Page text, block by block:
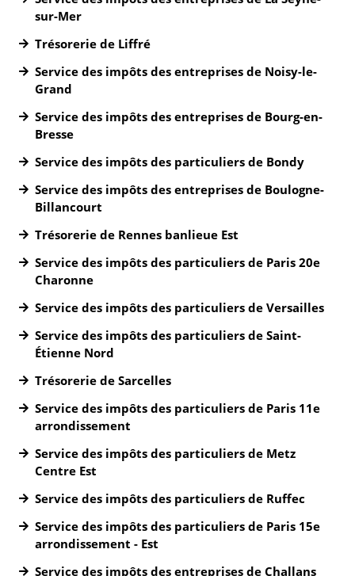
sur-Mer
Trésorerie de Liffré
Service des impôts des entreprises de Noisy-le-
Grand
Service des impôts des entreprises de Bourg-en-
Bresse
Service des impôts des particuliers de Bondy
Service des impôts des entreprises de Boulogne-
Billancourt
Trésorerie de Rennes banlieue Est
Service des impôts des particuliers de Paris 20e
Charonne
Service des impôts des particuliers de Versailles
Service des impôts des particuliers de Saint-
Étienne Nord
Trésorerie de Sarcelles
Service des impôts des particuliers de Paris 11e
arrondissement
Service des impôts des particuliers de Metz
Centre Est
Service des impôts des particuliers de Ruffec
Service des impôts des particuliers de Paris 15e
arrondissement - Est
Service des impôts des entreprises de Challans